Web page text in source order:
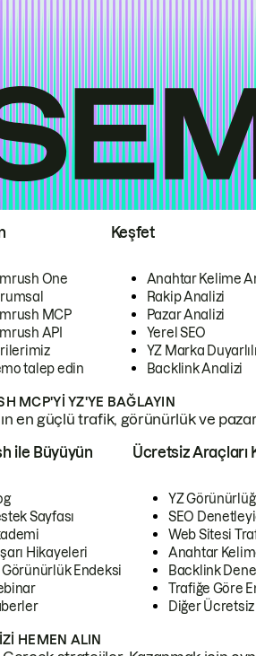
One
MCP
API
talep edin
Keşfet
Anahtar Kelime
Rakip Analizi
Pazar Analizi
Yerel SEO
YZ Marka
Backlink Analizi
MCP'YI YZ'YE BAĞLAYIN
en güçlü trafik, görünürlük ve
ile Büyüyün
Sayfası
Hikayeleri
Görünürlük Endeksi
Ücretsiz Araçları
YZ
SEO
Web Sitesi
Anahtar
Backlink
Trafiğe Göre
Diğer
HEMEN ALIN